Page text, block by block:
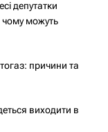
депутатки
можуть
причини та
виходити в